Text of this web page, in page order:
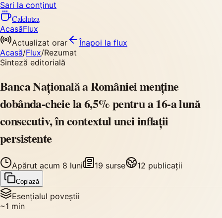
Sari la conținut
Cafelutza
AcasăFlux
Actualizat orar
Înapoi la flux
Acasă/Flux/Rezumat
Sinteză editorială
Banca Națională a României menține
dobânda-cheie la 6,5% pentru a 16-a lună
consecutiv, în contextul unei inflații
persistente
Apărut acum 8 luni 19 surse 12 publicații
Copiază
Esențialul poveștii
~1 min